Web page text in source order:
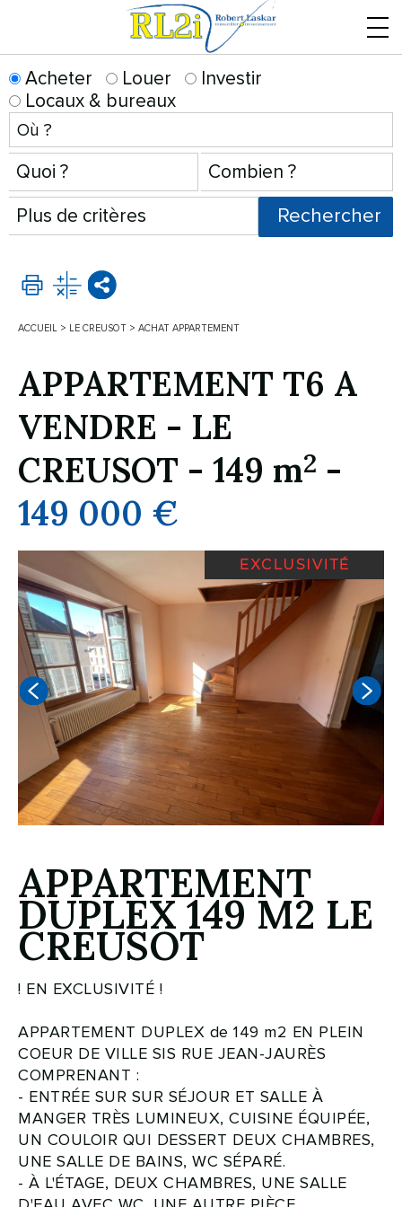
Acheter Louer
Investir
Locaux & bureaux
ACCUEIL > LE CREUSOT > ACHAT APPARTEMENT
APPARTEMENT T6 A
VENDRE - LE
CREUSOT - 149 m2 -
149 000 €
APPARTEMENT
DUPLEX 149 M2 LE
CREUSOT
! EN EXCLUSIVITÉ !
APPARTEMENT DUPLEX de 149 m2 EN PLEIN
COEUR DE VILLE SIS RUE JEAN-JAURÈS
COMPRENANT :
- ENTRÉE SUR SUR SÉJOUR ET SALLE À
MANGER TRÈS LUMINEUX, CUISINE ÉQUIPÉE,
UN COULOIR QUI DESSERT DEUX CHAMBRES,
UNE SALLE DE BAINS, WC SÉPARÉ.
- À L'ÉTAGE, DEUX CHAMBRES, UNE SALLE